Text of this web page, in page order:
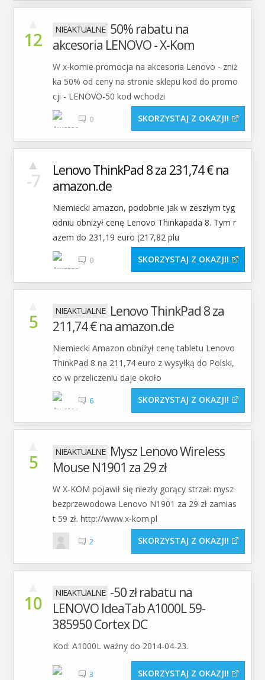
12
50% rabatu na
akcesoria LENOVO - X-Kom
W x-komie promocja na akcesoria Lenovo - zniż
ka 50% od ceny na stronie sklepu kod do promo
cji - LENOVO-50 kod wchodzi
0 SKORZYSTAJ Z OKAZJI
-7
▲
Lenovo ThinkPad 8 za 231,74 € na
amazon.de
Niemiecki amazon, podobnie jak w zeszłym tyg
odniu obniżył cenę Lenovo Thinkapada 8. Tym r
azem do 231,19 euro (217,82 plu
0 SKORZYSTAJ Z OKAZJI
5
Lenovo ThinkPad 8 za
211,74 € na amazon.de
Niemiecki Amazon obniżył cenę tabletu Lenovo
ThinkPad 8 na 211,74 euro z wysyłką do Polski,
co w przeliczeniu daje około
6 SKORZYSTAJ Z OKAZJI
5
Mysz Lenovo Wireless
Mouse N1901 za 29 zł
W X-KOM pojawił się niezły gorący strzał: mysz
bezprzewodowa Lenovo N1901 za 29 zł zamias
t 59 zł. http://www.x-kom.pl
2 SKORZYSTAJ Z OKAZJI
10
-50 zł rabatu na
LENOVO IdeaTab A1000L 59-
385950 Cortex DC
Kod: A1000L ważny do 2014-04-23.
3 SKORZYSTAJ Z OKAZJI